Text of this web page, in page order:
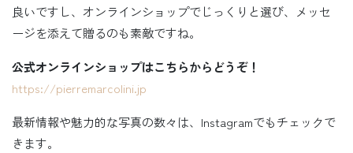
良いですし、オンラインショップでじっくりと選び、メッセ
ージを添えて贈るのも素敵ですね。
公式オンラインショップはこちらからどうぞ！
https://pierremarcolini.jp
最新情報や魅力的な写真の数々は、Instagramでもチェックで
きます。